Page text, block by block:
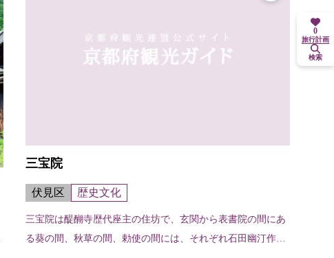
三宝院
伏見区 歴史文化
三宝院は醍醐寺歴代座主の住坊で、玄関から表書院の間にあ
る葵の間、秋草の間、勅使の間には、それぞれ石田幽汀作の
0
旅行計画
検索